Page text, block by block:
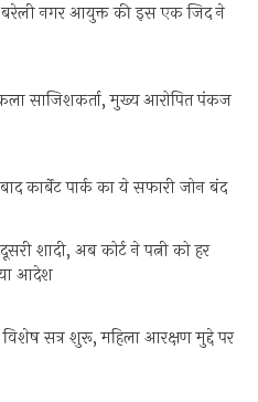
नगर आयुक्त की इस एक जिद ने
साजिशकर्ता, मुख्य आरोपित पंकज
कार्बेट पार्क का ये सफारी जोन बंद
शादी, अब कोर्ट ने पत्नी को हर
आदेश
सत्र शुरू, महिला आरक्षण मुद्दे पर